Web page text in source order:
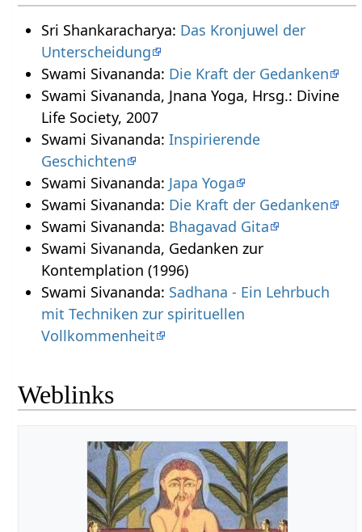
Sri Shankaracharya: Das Kronjuwel der
Unterscheidung
Swami Sivananda: Die Kraft der Gedanken
Swami Sivananda, Jnana Yoga, Hrsg.: Divine
Life Society, 2007
Swami Sivananda: Inspirierende
Geschichten
Swami Sivananda: Japa Yoga
Swami Sivananda: Die Kraft der Gedanken
Swami Sivananda: Bhagavad Gita
Swami Sivananda, Gedanken zur
Kontemplation (1996)
Swami Sivananda: Sadhana - Ein Lehrbuch
mit Techniken zur spirituellen
Vollkommenheit
Weblinks